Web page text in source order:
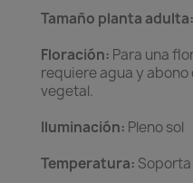
Tamaño planta adulta:
Floración: Para una
requiere agua y
vegetal.
Iluminación: Pleno sol
Temperatura: